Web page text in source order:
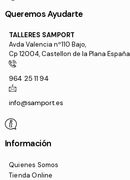
Queremos Ayudarte
TALLERES SAMPORT
Avda Valencia nº110 Bajo,
Cp 12004, Castellon de la Plana España
964 25 11 94
info@samport.es
Información
Quienes Somos
Tienda Online